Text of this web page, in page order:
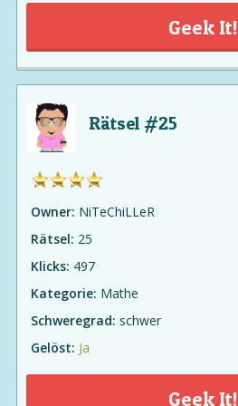
Geek It!
Rätsel #25
Owner: NiTeChiLLeR
Rätsel: 25
Klicks: 497
Kategorie: Mathe
Schweregrad: schwer
Gelöst: Ja
Geek It!